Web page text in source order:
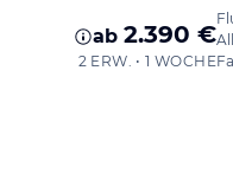
ab 2.390 €
2 ERW. • 1 WOCHE